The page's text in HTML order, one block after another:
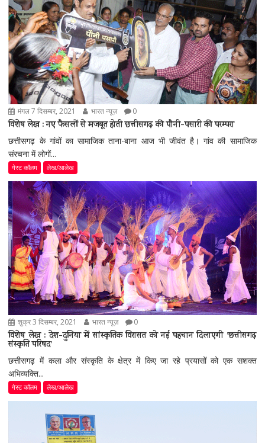
मंगल 7 दिसम्बर, 2021 भारत न्यूज़ 0
विशेष लेख : नए फैसलों से मजबूत होती छत्तीसगढ़ की पौनी-पसारी की परम्परा
छत्तीसगढ़ के गांवों का सामाजिक ताना-बाना आज भी जीवंत है। गांव की सामाजिक
संरचना में लोगों...
गेस्ट कॉलम लेख/आलेख
शुक्र 3 दिसम्बर, 2021 भारत न्यूज़ 0
विशेष लेख : देश-दुनिया में सांस्कृतिक विरासत को नई पहचान दिलाएगी ’छत्तीसगढ़
संस्कृति परिषद’
छत्तीसगढ़ में कला और संस्कृति के क्षेत्र में किए जा रहे प्रयासों को एक सशक्त
अभिव्यक्ति...
गेस्ट कॉलम लेख/आलेख